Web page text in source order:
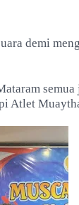
demi
Atlet